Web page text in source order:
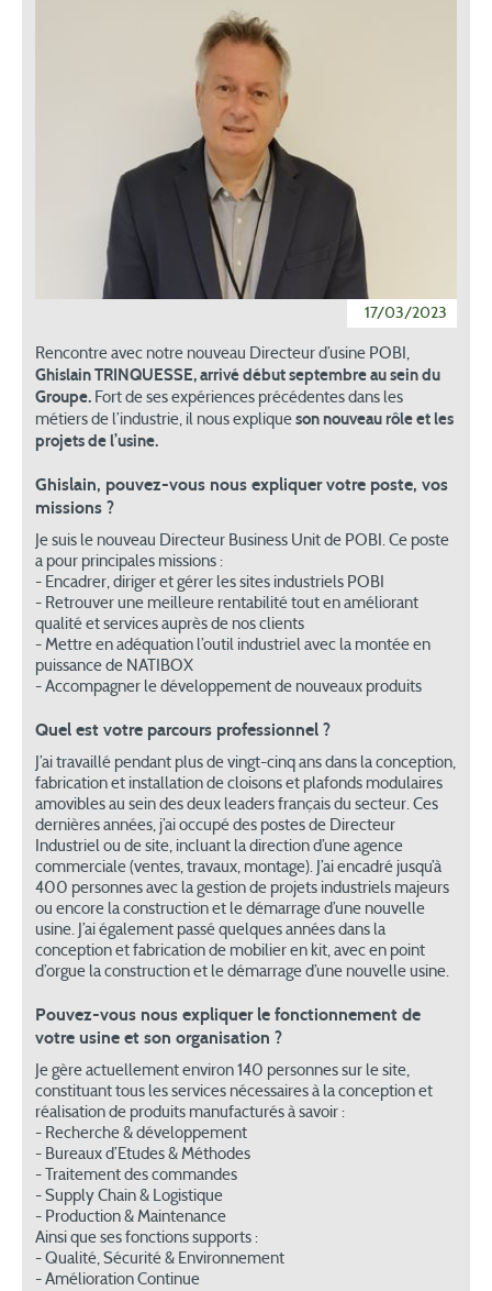
17/03/2023
Rencontre avec notre nouveau Directeur d’usine POBI,
Ghislain TRINQUESSE, arrivé début septembre au sein du
Groupe. Fort de ses expériences précédentes dans les
métiers de l’industrie, il nous explique son nouveau rôle et les
projets de l’usine.
Ghislain, pouvez-vous nous expliquer votre poste, vos
missions ?
Je suis le nouveau Directeur Business Unit de POBI. Ce poste
a pour principales missions :
- Encadrer, diriger et gérer les sites industriels POBI
- Retrouver une meilleure rentabilité tout en améliorant
qualité et services auprès de nos clients
- Mettre en adéquation l’outil industriel avec la montée en
puissance de NATIBOX
- Accompagner le développement de nouveaux produits
Quel est votre parcours professionnel ?
J’ai travaillé pendant plus de vingt-cinq ans dans la conception,
fabrication et installation de cloisons et plafonds modulaires
amovibles au sein des deux leaders français du secteur. Ces
dernières années, j’ai occupé des postes de Directeur
Industriel ou de site, incluant la direction d’une agence
commerciale (ventes, travaux, montage). J’ai encadré jusqu’à
400 personnes avec la gestion de projets industriels majeurs
ou encore la construction et le démarrage d’une nouvelle
usine. J’ai également passé quelques années dans la
conception et fabrication de mobilier en kit, avec en point
d’orgue la construction et le démarrage d’une nouvelle usine.
Pouvez-vous nous expliquer le fonctionnement de
votre usine et son organisation ?
Je gère actuellement environ 140 personnes sur le site,
constituant tous les services nécessaires à la conception et
réalisation de produits manufacturés à savoir :
- Recherche & développement
- Bureaux d’Etudes & Méthodes
- Traitement des commandes
- Supply Chain & Logistique
- Production & Maintenance
Ainsi que ses fonctions supports :
- Qualité, Sécurité & Environnement
- Amélioration Continue